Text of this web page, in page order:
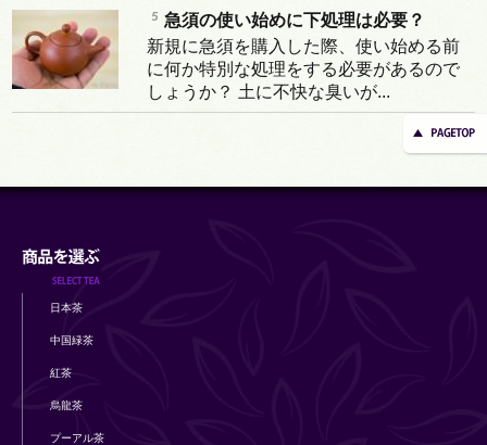
急須の使い始めに下処理は必要？
新規に急須を購入した際、使い始める前
に何か特別な処理をする必要があるので
しょうか？ 土に不快な臭いが...
日本茶
中国緑茶
紅茶
烏龍茶
プーアル茶